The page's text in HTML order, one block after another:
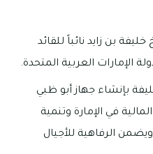
خليفة بن زايد نائباً للقائد
الإمارات العربية المتحدة.
بإنشاء جهاز أبو ظبي
في الإمارة وتنمية
الرفاهية للأجيال